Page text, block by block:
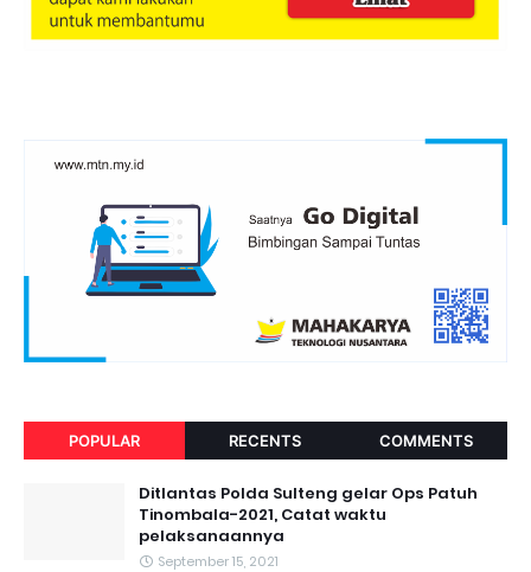
POPULAR RECENTS COMMENTS
Ditlantas Polda Sulteng gelar Ops Patuh
Tinombala-2021, Catat waktu
pelaksanaannya
September 15, 2021